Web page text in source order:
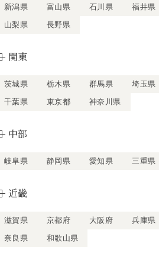
新潟県 富山県 石川県
福井県
山梨県
長野県
関東
茨城県 栃木県 群馬県
埼玉県
千葉県
東京都 神奈川県
中部
岐阜県 静岡県 愛知県 三重県
近畿
滋賀県 京都府 大阪府
兵庫県
奈良県
和歌山県